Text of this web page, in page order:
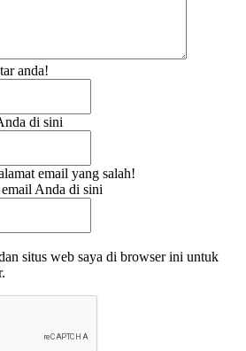
anda!
di sini
email yang salah!
Anda di sini
situs web saya di browser ini untuk